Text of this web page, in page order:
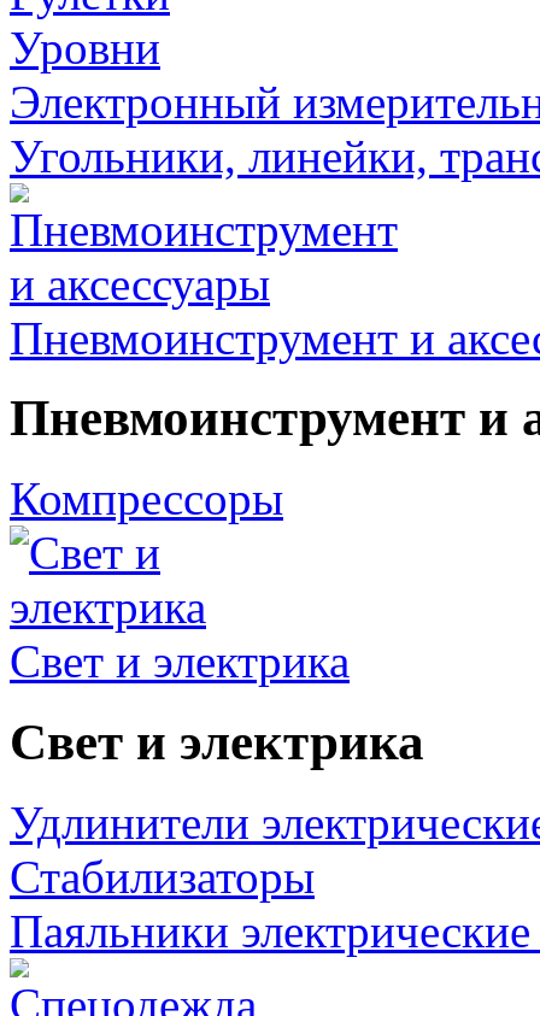
Уровни
Электронный
Угольники, линейки,
Пневмоинструмент и
Пневмоинструмент и
Компрессоры
Свет и электрика
Свет и электрика
Удлинители
Стабилизаторы
Паяльники